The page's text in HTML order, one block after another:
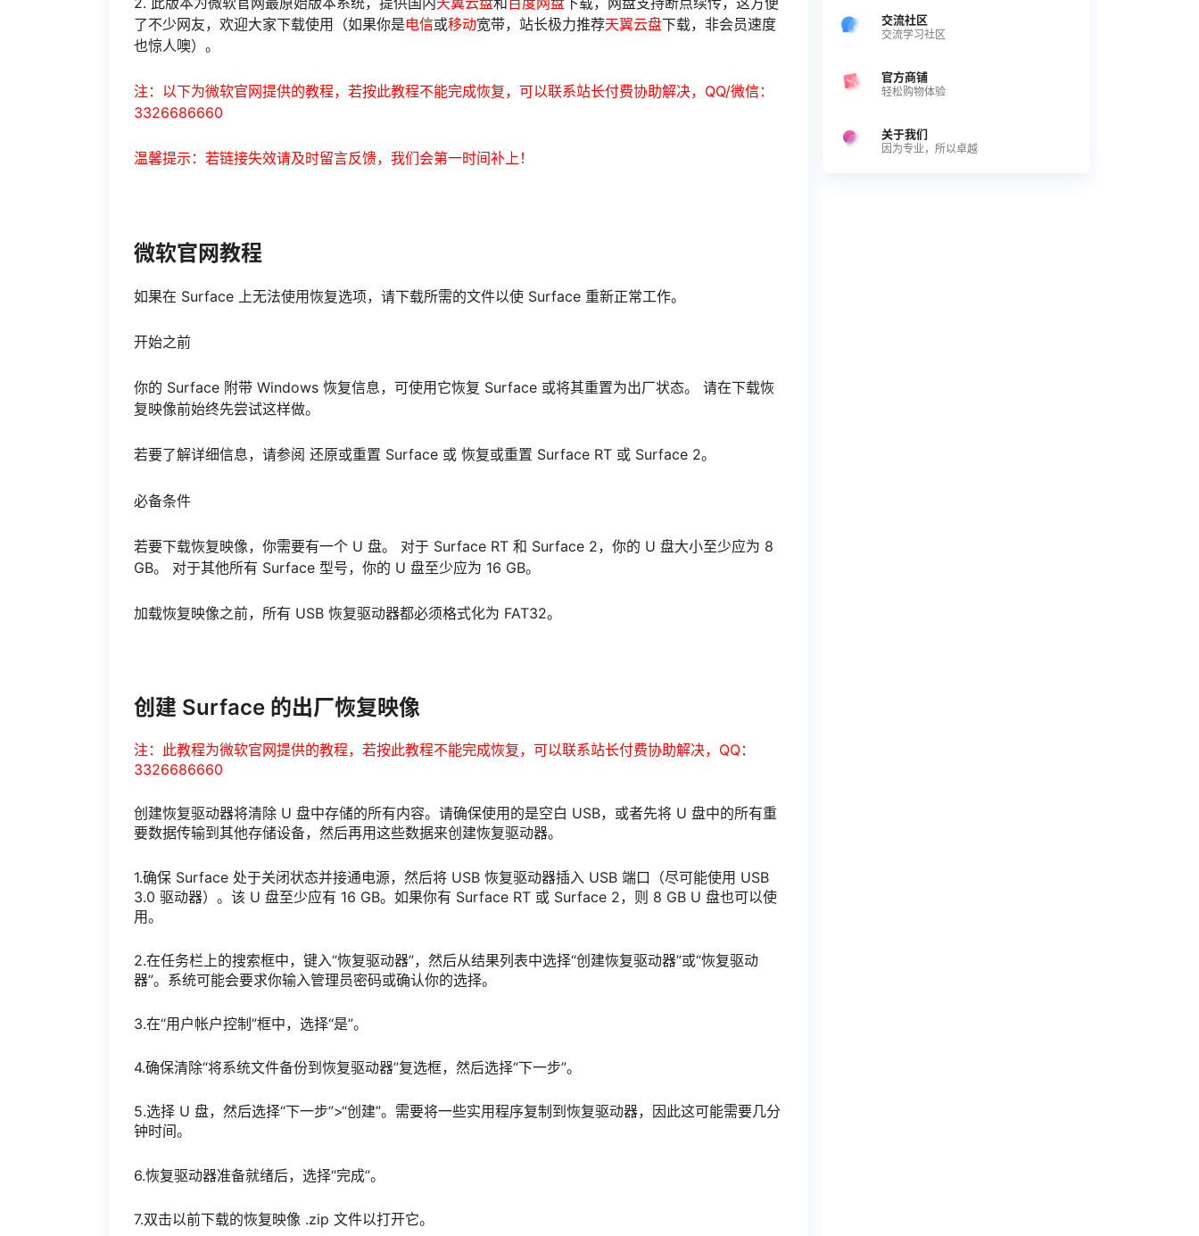
了不少网友，欢迎大家下载使用（如果你是电信或移动宽带，站长极力推荐天翼云盘下载，非会员速度
也惊人噢）。
注：以下为微软官网提供的教程，若按此教程不能完成恢复，可以联系站长付费协助解决，QQ/微信：
3326686660
温馨提示：若链接失效请及时留言反馈，我们会第一时间补上！
微软官网教程
如果在 Surface 上无法使用恢复选项，请下载所需的文件以使 Surface 重新正常工作。
开始之前
你的 Surface 附带 Windows 恢复信息，可使用它恢复 Surface 或将其重置为出厂状态。 请在下载恢
复映像前始终先尝试这样做。
若要了解详细信息，请参阅 还原或重置 Surface 或 恢复或重置 Surface RT 或 Surface 2。
必备条件
若要下载恢复映像，你需要有一个 U 盘。 对于 Surface RT 和 Surface 2，你的 U 盘大小至少应为 8
GB。 对于其他所有 Surface 型号，你的 U 盘至少应为 16 GB。
加载恢复映像之前，所有 USB 恢复驱动器都必须格式化为 FAT32。
创建 Surface 的出厂恢复映像
注：此教程为微软官网提供的教程，若按此教程不能完成恢复，可以联系站长付费协助解决，QQ：
3326686660
创建恢复驱动器将清除 U 盘中存储的所有内容。请确保使用的是空白 USB，或者先将 U 盘中的所有重
要数据传输到其他存储设备，然后再用这些数据来创建恢复驱动器。
1.确保 Surface 处于关闭状态并接通电源，然后将 USB 恢复驱动器插入 USB 端口（尽可能使用 USB
3.0 驱动器）。该 U 盘至少应有 16 GB。如果你有 Surface RT 或 Surface 2，则 8 GB U 盘也可以使
用。
2.在任务栏上的搜索框中，键入“恢复驱动器”，然后从结果列表中选择“创建恢复驱动器”或“恢复驱动
器”。系统可能会要求你输入管理员密码或确认你的选择。
3.在“用户帐户控制”框中，选择“是”。
4.确保清除“将系统文件备份到恢复驱动器”复选框，然后选择“下一步”。
5.选择 U 盘，然后选择“下一步”>“创建”。需要将一些实用程序复制到恢复驱动器，因此这可能需要几分
钟时间。
6.恢复驱动器准备就绪后，选择“完成”。
7.双击以前下载的恢复映像 .zip 文件以打开它。
交流社区
交流学习社区
官方商铺
轻松购物体验
关于我们
因为专业，所以卓越